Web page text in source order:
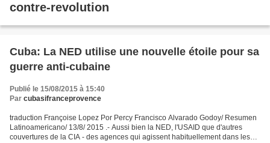
contre-revolution
Cuba: La NED utilise une nouvelle étoile pour sa
guerre anti-cubaine
Publié le 15/08/2015 à 15:40
Par cubasifranceprovence
traduction Françoise Lopez Por Percy Francisco Alvarado Godoy/ Resumen
Latinoamericano/ 13/8/ 2015 .- Aussi bien la NED, l'USAID que d'autres
couvertures de la CIA - des agences qui agissent habituellement dans les